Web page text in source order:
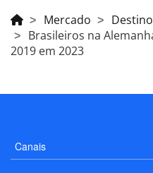
Mercado
Brasileiros na
2019 em 2023
Canais